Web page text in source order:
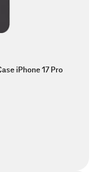
iPhone 17 Pro